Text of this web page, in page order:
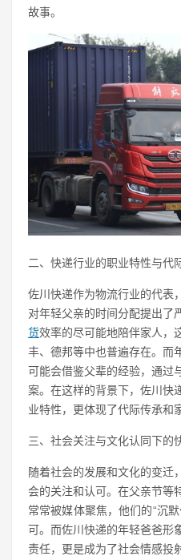
故事。
二、快递行业的职业特性与代
佐川快递作为物流行业的代表
对年轻父亲的时间分配提出了
货效率的尽可能地陪伴家人，
丰、德邦等中也普遍存在。而
可能会借鉴父辈的经验，通过
案。在这样的背景下，佐川快
业特性，更体现了代际传承和
三、社会关注与文化认同下的
随着社会的发展和文化的变迁
会的关注和认可。在父亲节等
常常被媒体聚焦，他们的“沉
可。而佐川快递的年轻爸爸形
责任，更是成为了社会情感投